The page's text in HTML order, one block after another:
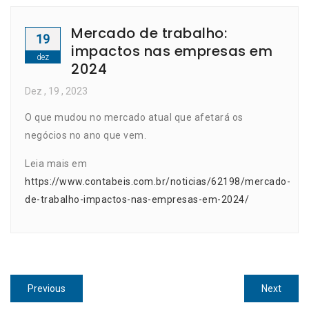
19
dez
Mercado de trabalho:
impactos nas empresas em
2024
Dez , 19 , 2023
O que mudou no mercado atual que afetará os
negócios no ano que vem.
Leia mais em
https://www.contabeis.com.br/noticias/62198/mercado-
de-trabalho-impactos-nas-empresas-em-2024/
Navegação
de
Previous
post:
NextNext
post: